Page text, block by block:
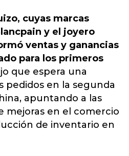
cuyas marcas
y el joyero
ventas y ganancias
para los primeros
que espera una
pedidos en la segunda
apuntando a las
mejoras en el comercio
de inventario en